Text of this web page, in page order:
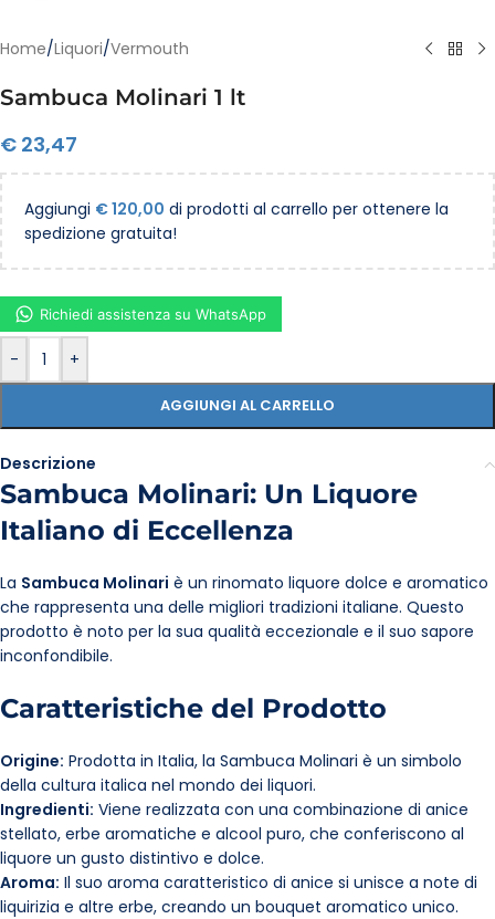
Home/Liquori/Vermouth
Sambuca Molinari 1 lt
€ 23,47
Aggiungi €120,00 di prodotti al carrello per ottenere la
spedizione gratuita!
- +
AGGIUNGI AL CARRELLO
Richiedi assistenza su WhatsApp
Descrizione
Sambuca Molinari: Un Liquore
Italiano di Eccellenza
La Sambuca Molinari è un rinomato liquore dolce e aromatico
che rappresenta una delle migliori tradizioni italiane. Questo
prodotto è noto per la sua qualità eccezionale e il suo sapore
inconfondibile.
Caratteristiche del Prodotto
Origine: Prodotta in Italia, la Sambuca Molinari è un simbolo
della cultura italica nel mondo dei liquori.
Ingredienti: Viene realizzata con una combinazione di anice
stellato, erbe aromatiche e alcool puro, che conferiscono al
liquore un gusto distintivo e dolce.
Aroma: Il suo aroma caratteristico di anice si unisce a note di
liquirizia e altre erbe, creando un bouquet aromatico unico.